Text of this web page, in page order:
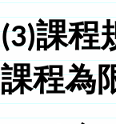
(3)課程
課程為